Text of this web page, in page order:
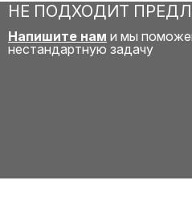
НЕ ПОДХОДИТ
Напишите нам и мы
нестандартную задачу